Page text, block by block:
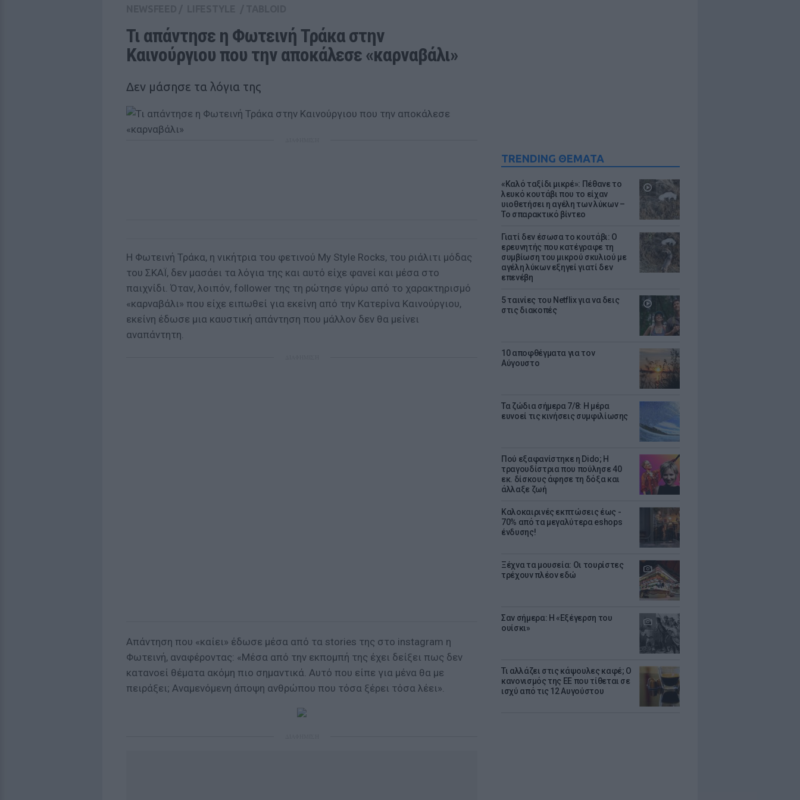
TRENDING ΘΕΜΑΤΑ
«Καλό ταξίδι μικρέ»: Πέθανε το
λευκό κουτάβι που το είχαν
υιοθετήσει η αγέλη των λύκων –
Το σπαρακτικό βίντεο
Γιατί δεν έσωσα το κουτάβι: Ο
ερευνητής που κατέγραφε τη
συμβίωση του μικρού σκυλιού με
αγέλη λύκων εξηγεί γιατί δεν
επενέβη
5 ταινίες του Netflix για να δεις
στις διακοπές
10 αποφθέγματα για τον
Αύγουστο
Τα ζώδια σήμερα 7/8: Η μέρα
ευνοεί τις κινήσεις συμφιλίωσης
Πού εξαφανίστηκε η Dido; Η
τραγουδίστρια που πούλησε 40
εκ. δίσκους άφησε τη δόξα και
άλλαξε ζωή
Καλοκαιρινές εκπτώσεις έως -
70% από τα μεγαλύτερα eshops
ένδυσης!
Ξέχνα τα μουσεία: Οι τουρίστες
τρέχουν πλέον εδώ
Σαν σήμερα: Η «Εξέγερση του
ουίσκι»
Τι αλλάζει στις κάψουλες καφέ; Ο
κανονισμός της ΕΕ που τίθεται σε
ισχύ από τις 12 Αυγούστου
Τι απάντησε η Φωτεινή Τράκα στην
Καινούργιου που την αποκάλεσε «καρναβάλι»
Δεν μάσησε τα λόγια της
Η Φωτεινή Τράκα, η νικήτρια του φετινού My Style Rocks, του ριάλιτι μόδας
του ΣΚΑΪ, δεν μασάει τα λόγια της και αυτό είχε φανεί και μέσα στο
παιχνίδι. Όταν, λοιπόν, follower της τη ρώτησε γύρω από το χαρακτηρισμό
«καρναβάλι» που είχε ειπωθεί για εκείνη από την Κατερίνα Καινούργιου,
εκείνη έδωσε μια καυστική απάντηση που μάλλον δεν θα μείνει
αναπάντητη.
Απάντηση που «καίει» έδωσε μέσα από τα stories της στο instagram η
Φωτεινή, αναφέροντας: «Μέσα από την εκπομπή της έχει δείξει πως δεν
κατανοεί θέματα ακόμη πιο σημαντικά. Αυτό που είπε για μένα θα με
πειράξει; Αναμενόμενη άποψη ανθρώπου που τόσα ξέρει τόσα λέει».